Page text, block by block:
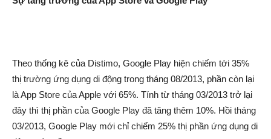
Theo thống kê của Distimo, Google Play hiện chiếm tới 35%
thị trường ứng dụng di động trong tháng 08/2013, phần còn lại
là App Store của Apple với 65%. Tính từ tháng 03/2013 trở lại
đây thì thị phần của Google Play đã tăng thêm 10%. Hồi tháng
03/2013, Google Play mới chỉ chiếm 25% thị phần ứng dụng di